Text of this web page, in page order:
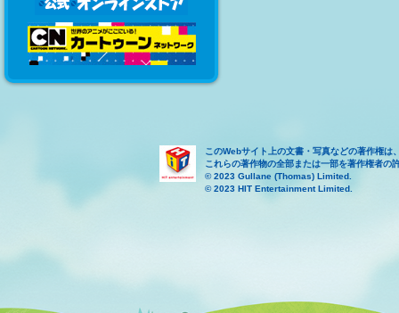
このWebサイト上の文書・写真などの著作権は
これらの著作物の全部または一部を著作権者の
© 2023 Gullane (Thomas) Limited.
© 2023 HIT Entertainment Limited.